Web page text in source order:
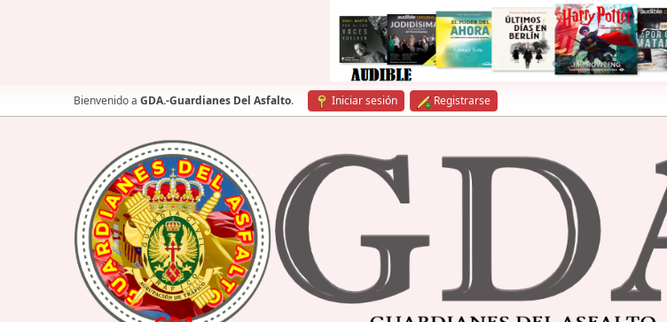
Bienvenido a GDA.-Guardianes Del Asfalto. Iniciar sesión Registrarse